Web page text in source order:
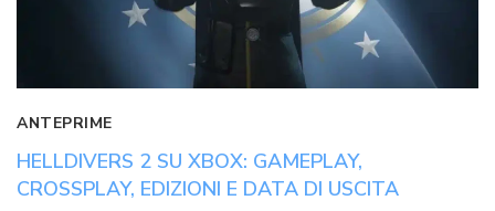
ANTEPRIME
HELLDIVERS 2 SU XBOX: GAMEPLAY,
CROSSPLAY, EDIZIONI E DATA DI USCITA